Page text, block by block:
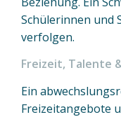
Schülerinnen und
verfolgen.
Freizeit, Talente
Ein
Freizeitangebote